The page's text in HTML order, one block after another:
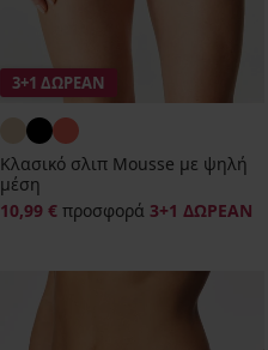
3+1 ΔΩΡΕΑΝ
Κλασικό σλιπ Mousse με ψηλή
μέση
10,99 € προσφορά 3+1 ΔΩΡΕΑΝ